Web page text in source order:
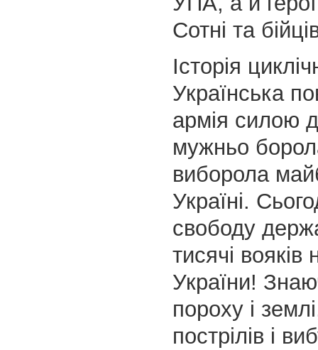
Сотні та
Історія
Українська
армія силою
мужньо
виборола
Україні.
свободу
тисячі вояків
України!
пороху і
пострілів і